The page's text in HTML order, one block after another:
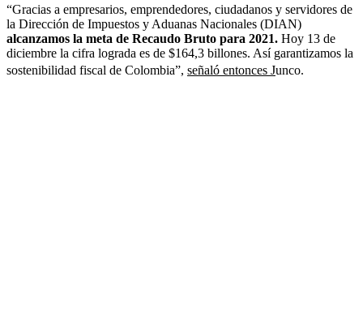
“Gracias a empresarios, emprendedores, ciudadanos y servidores de
la Dirección de Impuestos y Aduanas Nacionales (DIAN)
alcanzamos la meta de Recaudo Bruto para 2021. Hoy 13 de
diciembre la cifra lograda es de $164,3 billones. Así garantizamos la
sostenibilidad fiscal de Colombia”, señaló entonces Junco.